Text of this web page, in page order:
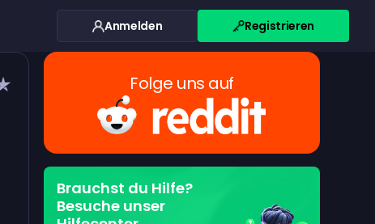
Anmelden Registrieren
Folge uns auf
Brauchst du Hilfe?
Besuche unser